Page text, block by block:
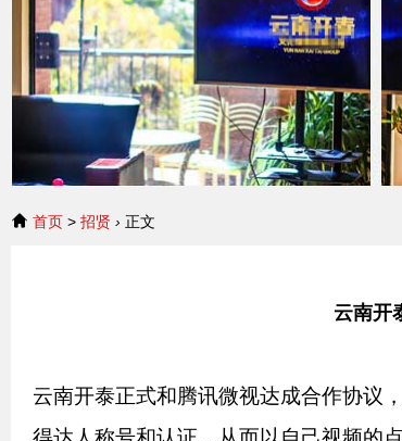
首页> 招贤 › 正文
云南开
云南开泰正式和腾讯微视达成合作协议